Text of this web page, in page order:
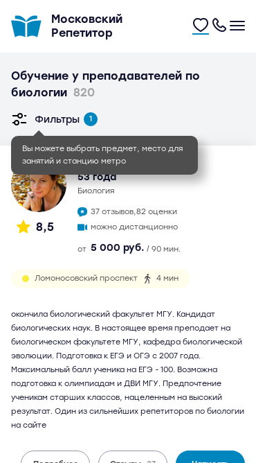
Московский
Репетитор
Обучение у преподавателей по
биологии 820
Вы можете выбрать предмет, место для
занятий и станцию метро
Фильтры 1
8,5
Елена Алексеевна
53 года
биология
37 отзывов,82 оценки
можно дистанционно
от 5 000 руб. / 90 мин.
Ломоносовский проспект 4 мин
окончила биологический факультет МГУ. Кандидат
биологических наук. В настоящее время преподает на
биологическом факультете МГУ, кафедра биологической
эволюции. Подготовка к ЕГЭ и ОГЭ с 2007 года.
Максимальный балл ученика на ЕГЭ - 100. Возможна
подготовка к олимпиадам и ДВИ МГУ. Предпочтение
ученикам старших классов, нацеленным на высокий
результат. Один из сильнейших репетиторов по биологии
на сайте